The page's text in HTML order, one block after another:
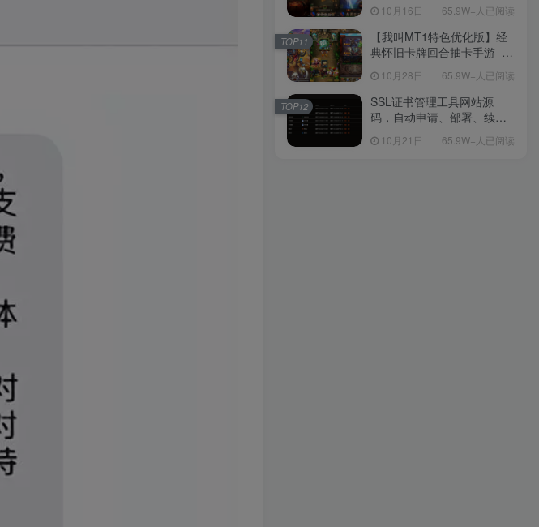
理单机一键即玩镜像端-打包
Linux服务端源码-视频架设
教程
10月16日 65.9W+人已阅读
【我叫MT1特色优化版】经
典怀旧卡牌回合抽卡手游–打
教程-多功能GM后台工具-网
页注册-安卓版本！
10月28日 65.9W+人已阅读
TOP11
SSL证书管理工具网站源
码，自动申请、部署、续期
10月21日 65.9W+人已阅读
TOP12